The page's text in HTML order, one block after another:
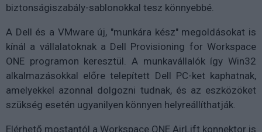
biztonságiszabály-sablonokkal tesz könnyebbé.
A Dell és a VMware új, "munkára kész" megoldásokat is
kínál a vállalatoknak a Dell Provisioning for Workspace
ONE programon keresztül. A munkavállalók így Win32
alkalmazásokkal előre telepített Dell PC-ket kaphatnak,
amelyekkel azonnal dolgozni tudnak, és az eszközöket
szükség esetén ugyanilyen könnyen helyreállíthatják.
Elérhető mostantól a Workspace ONE AirLift konnektor is